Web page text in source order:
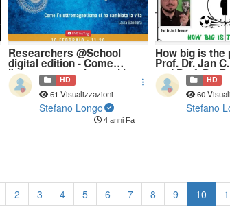
Researchers @School
digital edition - Come
l'elettromagnetismo ci ha
cambiato la vita -
L.Bandiera
HD
61 Visualizzazioni
Stefano Longo
4 anni Fa
How big is the
Prof. Dr. Jan
and Prof. Dr.
HD
60
Stefano
2 3 4 5 6 7 8 9 10